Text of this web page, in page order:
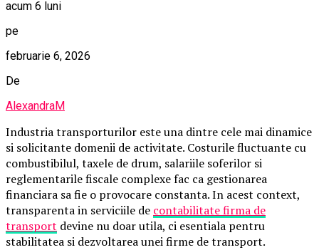
acum 6 luni
pe
februarie 6, 2026
De
AlexandraM
Industria transporturilor este una dintre cele mai dinamice
si solicitante domenii de activitate. Costurile fluctuante cu
combustibilul, taxele de drum, salariile soferilor si
reglementarile fiscale complexe fac ca gestionarea
financiara sa fie o provocare constanta. In acest context,
transparenta in serviciile de contabilitate firma de
transport devine nu doar utila, ci esentiala pentru
stabilitatea si dezvoltarea unei firme de transport.